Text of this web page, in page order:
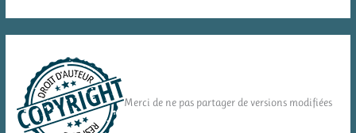
Merci de ne pas partager de versions modifiées